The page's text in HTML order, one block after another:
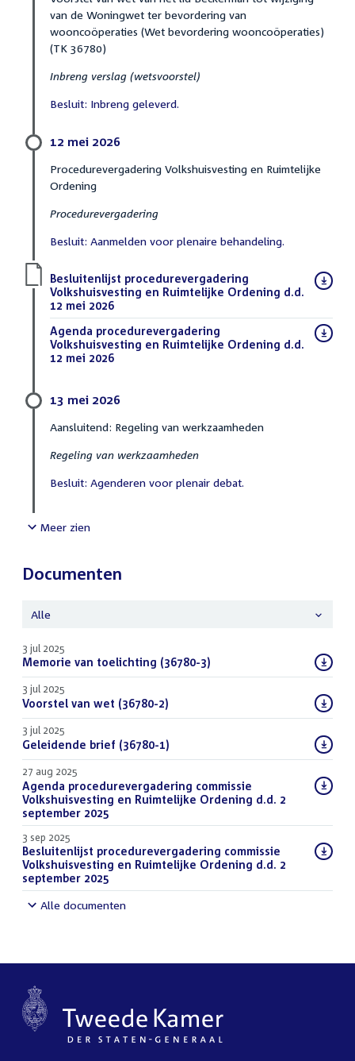
van de Woningwet ter bevordering van
wooncoöperaties (Wet bevordering wooncoöperaties)
(TK 36780)
Inbreng verslag (wetsvoorstel)
Besluit: Inbreng geleverd.
12 mei 2026
Procedurevergadering Volkshuisvesting en Ruimtelijke
Ordening
Procedurevergadering
Besluit: Aanmelden voor plenaire behandeling.
Download
bestand:
Besluitenlijst procedurevergadering
Volkshuisvesting en Ruimtelijke Ordening d.d.
12 mei 2026
Download
bestand:
Agenda procedurevergadering
Volkshuisvesting en Ruimtelijke Ordening d.d.
12 mei 2026
13 mei 2026
Aansluitend: Regeling van werkzaamheden
Regeling van werkzaamheden
Besluit: Agenderen voor plenair debat.
Meer zien
Documenten
Alle
3 jul 2025
Download
bestand:
Memorie van toelichting (36780-3)
3 jul 2025
Download
bestand:
Voorstel van wet (36780-2)
3 jul 2025
Download
bestand:
Geleidende brief (36780-1)
27 aug 2025
Download
bestand:
Agenda procedurevergadering commissie
Volkshuisvesting en Ruimtelijke Ordening d.d. 2
september 2025
3 sep 2025
Download
bestand:
Besluitenlijst procedurevergadering commissie
Volkshuisvesting en Ruimtelijke Ordening d.d. 2
september 2025
Alle documenten